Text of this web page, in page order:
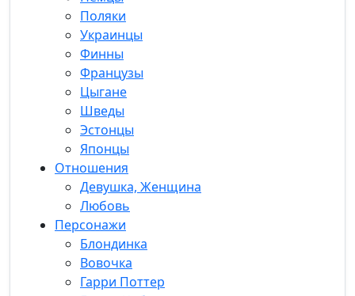
Поляки
Украинцы
Финны
Французы
Цыгане
Шведы
Эстонцы
Японцы
Отношения
Девушка, Женщина
Любовь
Персонажи
Блондинка
Вовочка
Гарри Поттер